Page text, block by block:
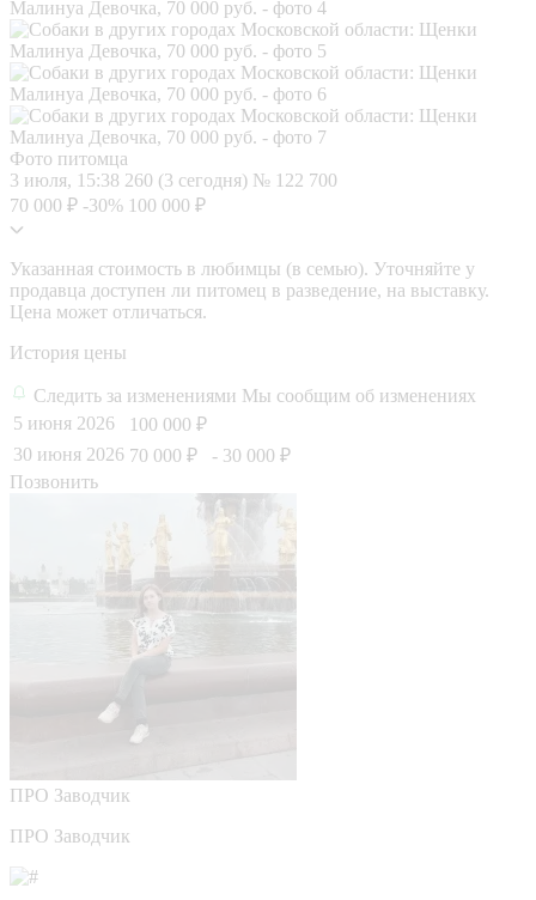
Фото питомца
3 июля, 15:38 260 (3 сегодня) № 122 700
70 000 ₽ -30% 100 000 ₽
Указанная стоимость в любимцы (в семью). Уточняйте у
продавца доступен ли питомец в разведение, на выставку.
Цена может отличаться.
История цены
Следить за изменениями Мы сообщим об изменениях
5 июня 2026
100 000 ₽
30 июня 2026 70 000 ₽
- 30 000 ₽
Позвонить
ПРО Заводчик
ПРО Заводчик